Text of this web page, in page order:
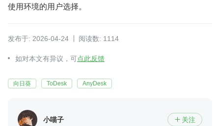
使用环境的用户选择。
发布于: 2026-04-24 阅读数: 1114
如对本文有异议，可点此反馈
向日葵 ToDesk AnyDesk
小喵子  关注